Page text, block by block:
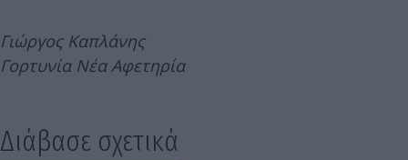
Γιώργος Καπλάνης
Γορτυνία Νέα Αφετηρία
Διάβασε σχετικά